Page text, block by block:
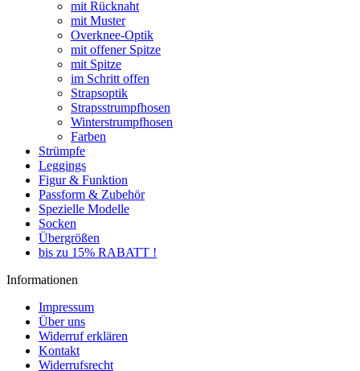
mit Rücknaht
mit Muster
Overknee-Optik
mit offener Spitze
mit Spitze
im Schritt offen
Strapsoptik
Strapsstrumpfhosen
Winterstrumpfhosen
Farben
Strümpfe
Leggings
Figur & Funktion
Passform & Zubehör
Spezielle Modelle
Socken
Übergrößen
bis zu 15% RABATT !
Informationen
Impressum
Über uns
Widerruf erklären
Kontakt
Widerrufsrecht